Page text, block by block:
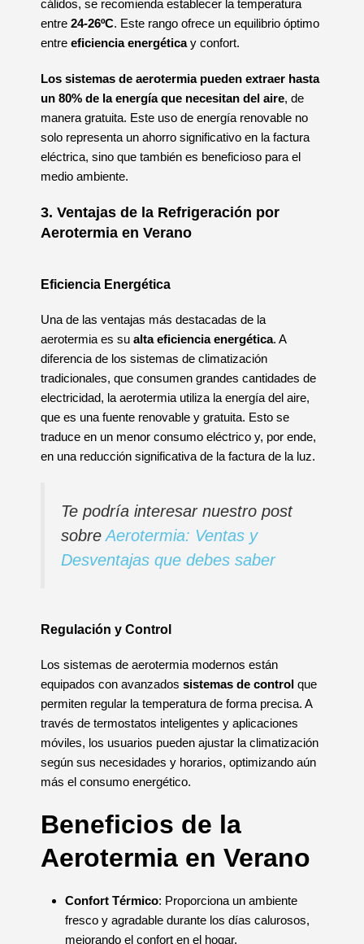
cálidos, se recomienda establecer la temperatura
entre 24-26ºC. Este rango ofrece un equilibrio óptimo
entre eficiencia energéticay confort.
Los sistemas de aerotermia pueden extraer hasta
un 80% de la energía que necesitan del aire, de
manera gratuita. Este uso de energía renovable no
solo representa un ahorro significativo en la factura
eléctrica, sino que también es beneficioso para el
medio ambiente.
3. Ventajas de la Refrigeración por
Aerotermia en Verano
Eficiencia Energética
Una de las ventajas más destacadas de la
aerotermia es su alta eficiencia energética. A
diferencia de los sistemas de climatización
tradicionales, que consumen grandes cantidades de
electricidad, la aerotermia utiliza la energía del aire,
que es una fuente renovable y gratuita. Esto se
traduce en un menor consumo eléctrico y, por ende,
en una reducción significativa de la factura de la luz.
Te podría interesar nuestro post
sobre Aerotermia: Ventas y
Desventajas que debes saber
Regulación y Control
Los sistemas de aerotermia modernos están
equipados con avanzados sistemas de control que
permiten regular la temperatura de forma precisa. A
través de termostatos inteligentes y aplicaciones
móviles, los usuarios pueden ajustar la climatización
según sus necesidades y horarios, optimizando aún
más el consumo energético.
Beneficios de la
Aerotermia en Verano
Confort Térmico: Proporciona un ambiente
fresco y agradable durante los días calurosos,
mejorando el confort en el hogar.